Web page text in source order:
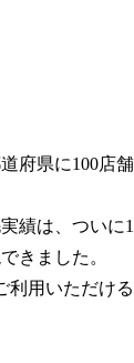
府県に100店
績は、ついに
きました。
利用いただけ